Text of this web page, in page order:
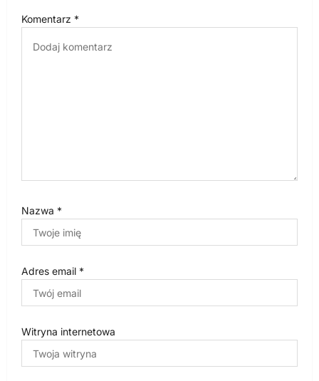
p
i
Komentarz *
Nazwa *
Adres email *
Witryna internetowa